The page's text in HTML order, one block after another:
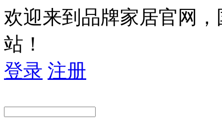
欢迎来到品牌家居官网
站！
登录 注册